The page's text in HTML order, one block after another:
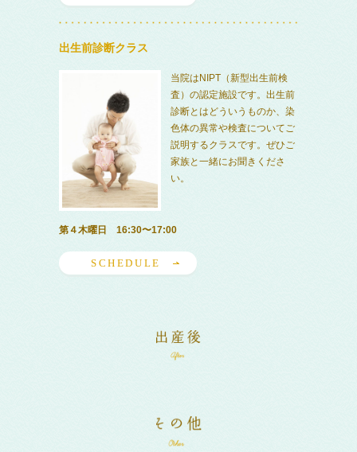
出生前診断クラス
当院はNIPT（新型出生前検
査）の認定施設です。出生前
診断とはどういうものか、染
色体の異常や検査についてご
説明するクラスです。ぜひご
家族と一緒にお聞きくださ
い。
第４木曜日 16:30〜17:00
SCHEDULE